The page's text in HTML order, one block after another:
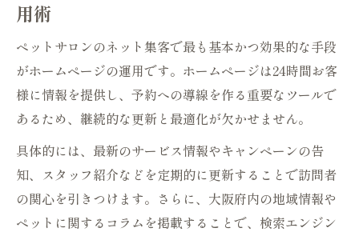
用術
ペットサロンのネット集客で最も基本かつ効果的な手段
がホームページの運用です。ホームページは24時間お客
様に情報を提供し、予約への導線を作る重要なツールで
あるため、継続的な更新と最適化が欠かせません。
具体的には、最新のサービス情報やキャンペーンの告
知、スタッフ紹介などを定期的に更新することで訪問者
の関心を引きつけます。さらに、大阪府内の地域情報や
ペットに関するコラムを掲載することで、検索エンジン